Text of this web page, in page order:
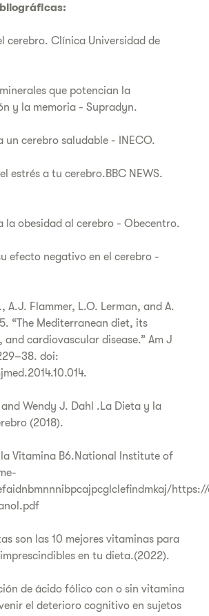
cerebro. Clínica Universidad de
que potencian la
y la memoria - Supradyn.
un cerebro saludable - INECO.
estrés a tu cerebro.BBC NEWS.
la obesidad al cerebro - Obecentro.
efecto negativo en el cerebro -
A.J. Flammer, L.O. Lerman, and A.
“The Mediterranean diet, its
and cardiovascular disease.” Am J
doi:
and Wendy J. Dahl .La Dieta y la
(2018).
la Vitamina B6.National Institute of
son las 10 mejores vitaminas para
en tu dieta.(2022).
de ácido fólico con o sin vitamina
el deterioro cognitivo en sujetos